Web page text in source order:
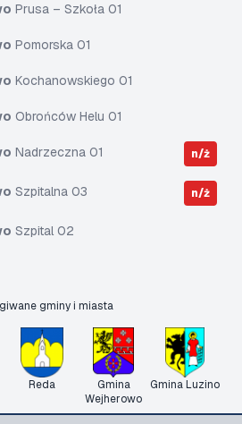
Prusa – Szkoła 01
Pomorska 01
Kochanowskiego 01
Obrońców Helu 01
Nadrzeczna 01 n/ż
Szpitalna 03 n/ż
Szpital 02
gminy i miasta
Reda
Gmina
Wejherowo
Gmina Luzino